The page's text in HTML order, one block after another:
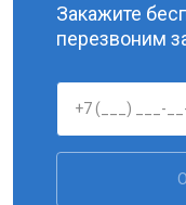
Закажите
перезвоним